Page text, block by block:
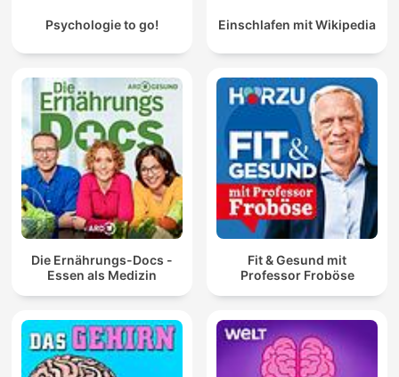
Psychologie to go! Einschlafen mit Wikipedia
Die Ernährungs-Docs -
Essen als Medizin
Fit & Gesund mit
Professor Froböse